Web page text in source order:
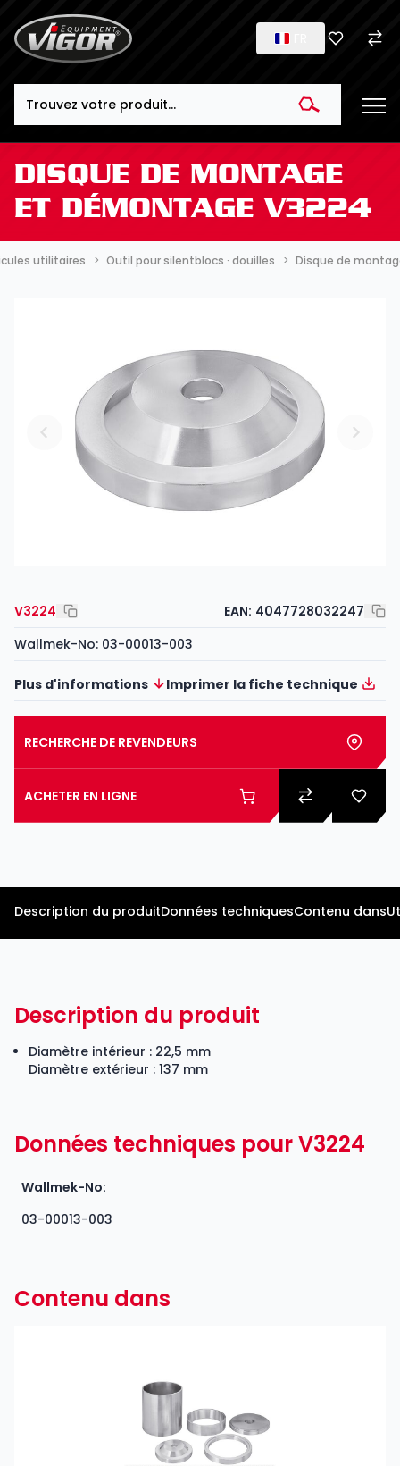
DISQUE DE MONTAGE
ET DÉMONTAGE V3224
utilitaires Outil pour silentblocs · douilles Disque de
V3224 EAN: 4047728032247
Wallmek-No: 03-00013-003
Plus d'informations Imprimer la fiche technique
RECHERCHE DE REVENDEURS
ACHETER EN LIGNE
Description du produitDonnées techniquesContenu dans
Description du produit
Diamètre intérieur : 22,5 mm
Diamètre extérieur : 137 mm
Données techniques pour V3224
Wallmek-No:
03-00013-003
Contenu dans